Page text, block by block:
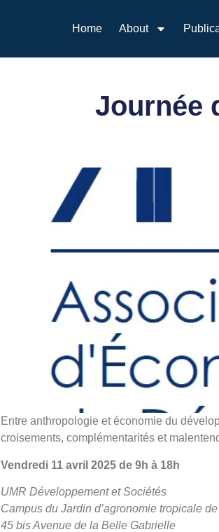
Home About
Journée
Entre anthropologie et économie du
croisements, complémentarités et
Vendredi 11 avril 2025 de 9h à 18h
UMR Développement et Sociétés
Campus du Jardin d’agronomie tropicale
45 bis Avenue de la Belle Gabrielle